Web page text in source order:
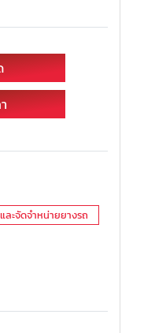
ละจัดจำหน่ายยางรถ